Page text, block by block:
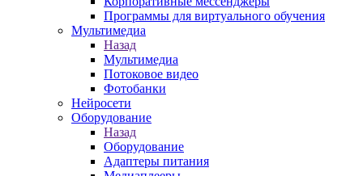
Программы для виртуального обучения
Мультимедиа
Назад
Мультимедиа
Потоковое видео
Фотобанки
Нейросети
Оборудование
Назад
Оборудование
Адаптеры питания